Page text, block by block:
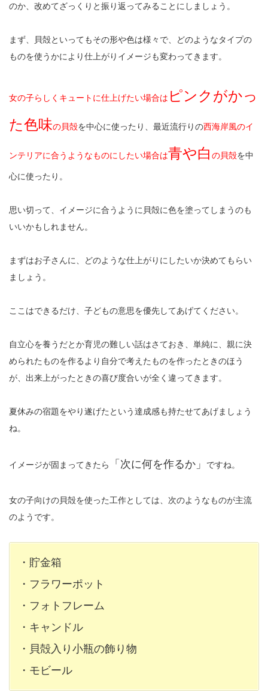
のか、改めてざっくりと振り返ってみることにしましょう。
まず、貝殻といってもその形や色は様々で、どのようなタイプの
ものを使うかにより仕上がりイメージも変わってきます。
女の子らしくキュートに仕上げたい場合は ピンクがかっ
た色味の貝殻を中心に使ったり、最近流行りの西海岸風のイ
ンテリアに合うようなものにしたい場合は青や白 の貝殻を中
心に使ったり。
思い切って、イメージに合うように貝殻に色を塗ってしまうのも
いいかもしれません。
まずはお子さんに、どのような仕上がりにしたいか決めてもらい
ましょう。
ここはできるだけ、子どもの意思を優先してあげてください。
自立心を養うだとか育児の難しい話はさておき、単純に、親に決
められたものを作るより自分で考えたものを作ったときのほう
が、出来上がったときの喜び度合いが全く違ってきます。
夏休みの宿題をやり遂げたという達成感も持たせてあげましょう
ね。
イメージが固まってきたら 「次に何を作るか」 ですね。
女の子向けの貝殻を使った工作としては、次のようなものが主流
のようです。
・貯金箱
・フラワーポット
・フォトフレーム
・キャンドル
・貝殻入り小瓶の飾り物
・モビール